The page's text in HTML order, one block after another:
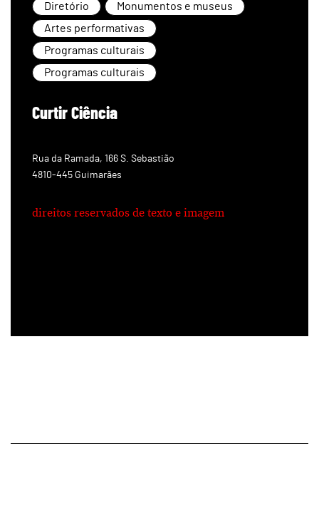
Diretório
Monumentos e museus
Artes performativas
Programas culturais
Programas culturais
Curtir Ciência
Rua da Ramada, 166 S. Sebastião
4810-445 Guimarães
direitos reservados de texto e imagem